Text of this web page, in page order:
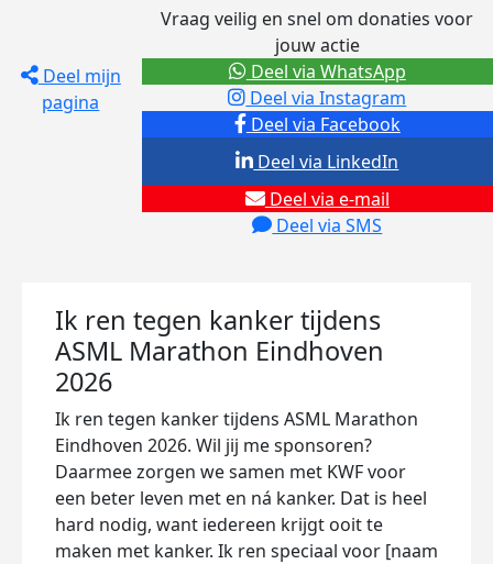
Deel mijn
pagina
Vraag veilig en snel om donaties voor
jouw actie
Deel via Facebook
Deel via Instagram
Deel via e-mail
Deel via SMS
Deel via LinkedIn
Deel via WhatsApp
Ik ren tegen kanker tijdens
ASML Marathon Eindhoven
2026
Ik ren tegen kanker tijdens ASML Marathon
Eindhoven 2026. Wil jij me sponsoren?
Daarmee zorgen we samen met KWF voor
een beter leven met en ná kanker. Dat is heel
hard nodig, want iedereen krijgt ooit te
maken met kanker. Ik ren speciaal voor [naam